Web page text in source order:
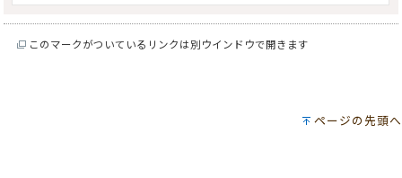
このマークがついているリンクは別ウインドウで開きます
ページの先頭へ